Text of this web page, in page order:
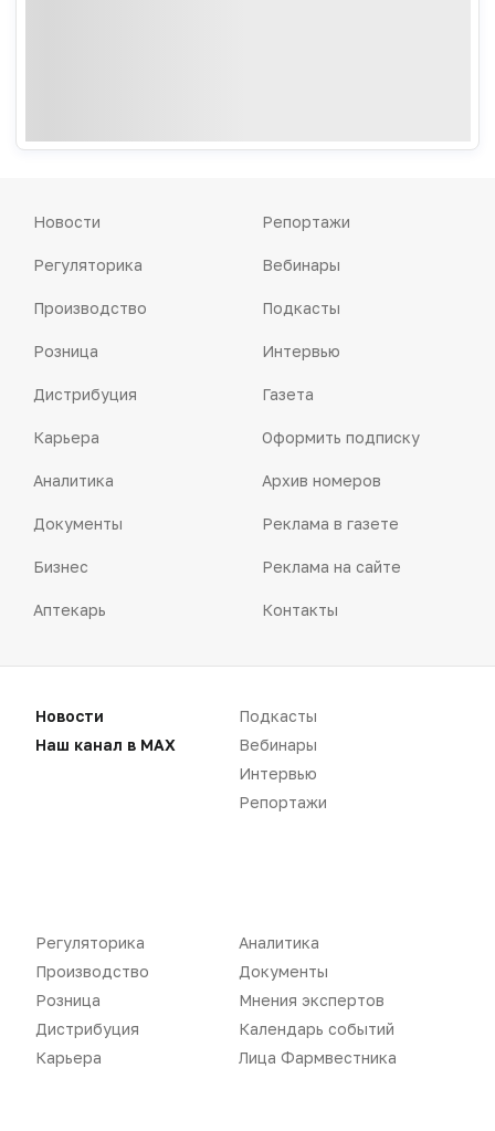
«Политика конфиденциальности»
«Основные виды деятельности компании»
«Редакционная политика»
Новости
Регуляторика
Производство
Розница
Дистрибуция
Карьера
Аналитика
Документы
Бизнес
Аптекарь
Репортажи
Вебинары
Подкасты
Интервью
Газета
Оформить подписку
Архив номеров
Реклама в газете
Реклама на сайте
Контакты
ограничений, установленных Правообладателем
автора используемых материалов и ссылки на портал
Pharmvestnik.ru как на источник заимствования с обязательной
гиперссылкой на сайтpharmvestnik.ru
Продолжая использовать наш сайт, вы даете согласие на
Новости
Наш канал в MAX
Подкасты
Вебинары
Интервью
Репортажи
Регуляторика
Производство
Розница
Дистрибуция
Карьера
Аналитика
Документы
Мнения экспертов
Календарь событий
Лица Фармвестника